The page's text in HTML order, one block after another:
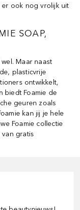
er ook nog vrolijk uit
SOAP,
Maar naast
plasticvrije
ontwikkelt,
biedt Foamie de
geuren zoals
kan jij je hele
Foamie collectie
gratis